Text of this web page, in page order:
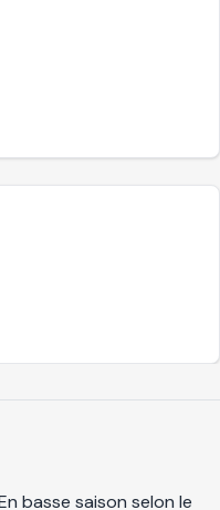
basse saison selon le